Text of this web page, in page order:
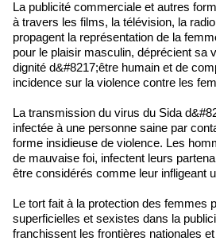
La publicité commerciale et autres
à travers les films, la télévision, la
propagent la représentation de la
pour le plaisir masculin, déprécient sa
dignité d&#8217;être humain et de
incidence sur la violence contre les
La transmission du virus du Sida
infectée à une personne saine par
forme insidieuse de violence. Les
de mauvaise foi, infectent leurs
être considérés comme leur infligeant
Le tort fait à la protection des femmes
superficielles et sexistes dans la
franchissent les frontières nationales